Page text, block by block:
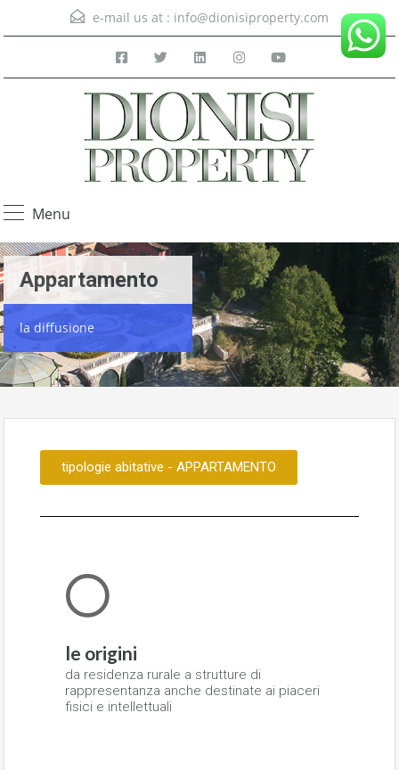
e-mail us at : info@dionisiproperty.com
Menu
Appartamento
la diffusione
tipologie abitative - APPARTAMENTO
le origini
da residenza rurale a strutture di
rappresentanza anche destinate ai piaceri
fisici e intellettuali